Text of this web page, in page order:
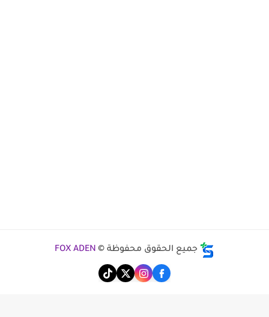
جميع الحقوق محفوظة © FOX ADEN